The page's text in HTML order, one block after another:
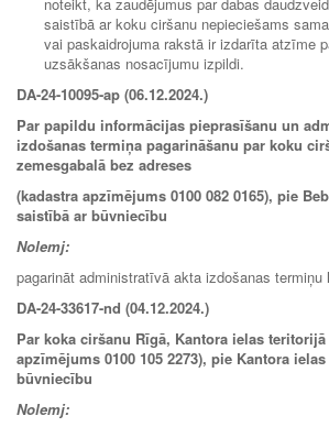
saistībā ar koku ciršanu nepieciešams
vai paskaidrojuma rakstā ir izdarīta atzīme
uzsākšanas nosacījumu izpildi.
DA-24-10095-ap (06.12.2024.)
Par papildu informācijas pieprasīšanu un
izdošanas termiņa pagarināšanu par koku
zemesgabalā bez adreses
(kadastra apzīmējums 0100 082 0165), pie
saistībā ar būvniecību
Nolemj:
pagarināt administratīvā akta izdošanas termiņu
DA-24-33617-nd (04.12.2024.)
Par koka ciršanu Rīgā, Kantora ielas teritorijā
apzīmējums 0100 105 2273), pie Kantora
būvniecību
Nolemj: